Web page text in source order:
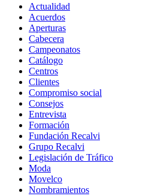
Actualidad
Acuerdos
Aperturas
Cabecera
Campeonatos
Catálogo
Centros
Clientes
Compromiso social
Consejos
Entrevista
Formación
Fundación Recalvi
Grupo Recalvi
Legislación de Tráfico
Moda
Movelco
Nombramientos